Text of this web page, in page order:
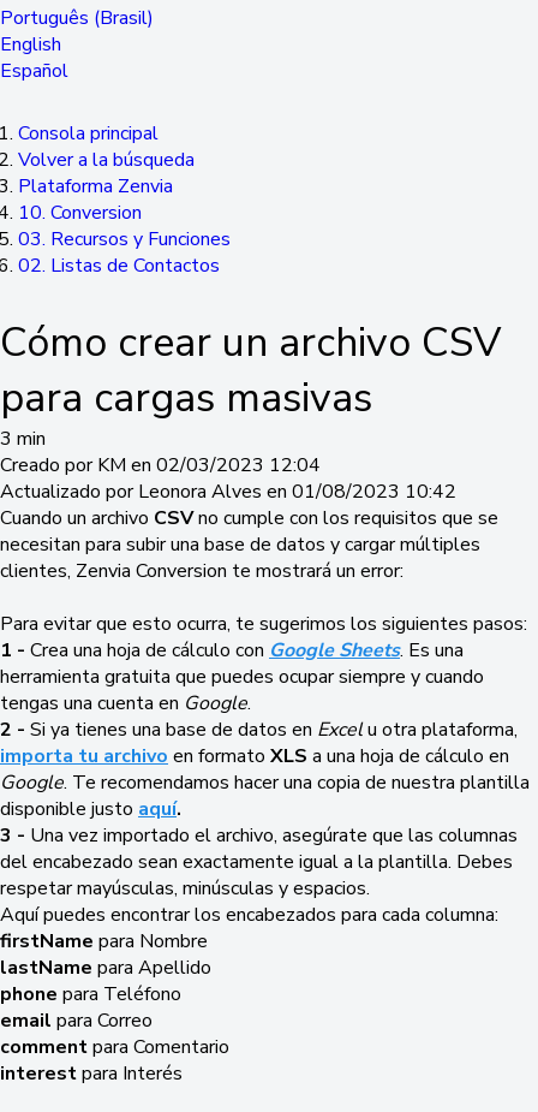
Português (Brasil)
English
Español
Consola principal
Volver a la búsqueda
Plataforma Zenvia
10. Conversion
03. Recursos y Funciones
02. Listas de Contactos
Cómo crear un archivo CSV
para cargas masivas
3 min
Creado por KM en 02/03/2023 12:04
Actualizado por Leonora Alves en 01/08/2023 10:42
Cuando un archivo CSVno cumple con los requisitos que se
necesitan para subir una base de datos y cargar múltiples
clientes, Zenvia Conversion te mostrará un error:
Para evitar que esto ocurra, te sugerimos los siguientes pasos:
1 - Crea una hoja de cálculo con Google Sheets. Es una
herramienta gratuita que puedes ocupar siempre y cuando
tengas una cuenta en Google.
2 - Si ya tienes una base de datos en Excelu otra plataforma,
importa tu archivo en formato XLS a una hoja de cálculo en
Google. Te recomendamos hacer una copia de nuestra plantilla
disponible justo aquí.
3 - Una vez importado el archivo, asegúrate que las columnas
del encabezado sean exactamente igual a la plantilla. Debes
respetar mayúsculas, minúsculas y espacios.
Aquí puedes encontrar los encabezados para cada columna:
firstName para Nombre
lastName para Apellido
phone para Teléfono
email para Correo
commentpara Comentario
interestpara Interés